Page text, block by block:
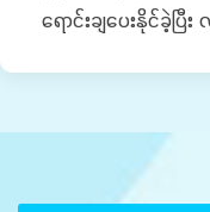
ရောင်းချပေးနိုင်ခဲ့ပ